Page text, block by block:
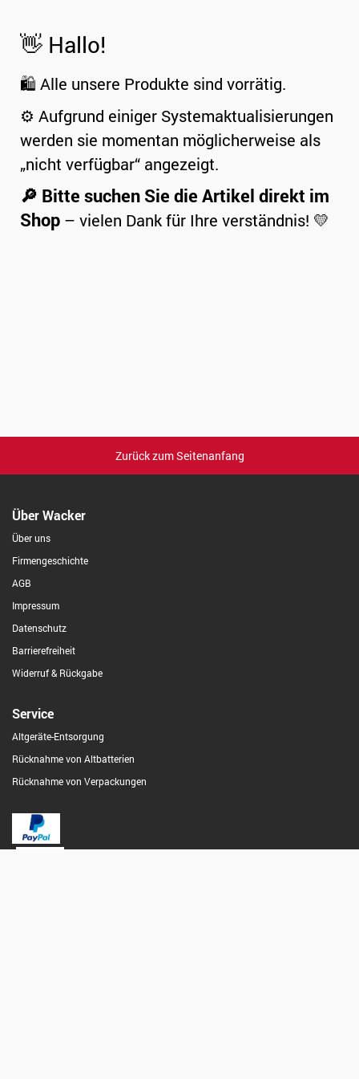
👋 Hallo!
🛍️ Alle unsere Produkte sind vorrätig.
⚙️ Aufgrund einiger Systemaktualisierungen
werden sie momentan möglicherweise als
„nicht verfügbar“ angezeigt.
🔎 Bitte suchen Sie die Artikel direkt im
Shop – vielen Dank für Ihre verständnis! 💛
Zurück zum Seitenanfang
Über Wacker
Über uns
Firmengeschichte
AGB
Impressum
Datenschutz
Barrierefreiheit
Widerruf & Rückgabe
Service
Altgeräte-Entsorgung
Rücknahme von Altbatterien
Rücknahme von Verpackungen